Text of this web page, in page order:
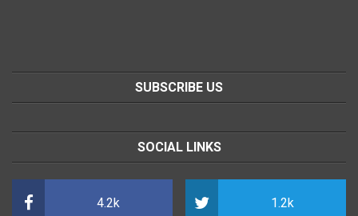
SUBSCRIBE US
SOCIAL LINKS
4.2k 1.2k